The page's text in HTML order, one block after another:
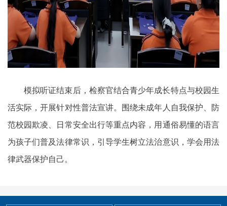
模拟听证结束后，检察官结合青少年成长特点与校园生
活实际，开展针对性普法宣讲。围绕未成年人自我保护、防
范校园欺凌、日常安全出行等重点内容，用通俗易懂的语言
为孩子们普及法律常识，引导学生树立法治意识，学会用法
律武器保护自己。